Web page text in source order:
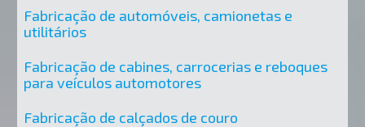
Fabricação de automóveis, camionetas e
utilitários
Fabricação de cabines, carrocerias e reboques
para veículos automotores
Fabricação de calçados de couro